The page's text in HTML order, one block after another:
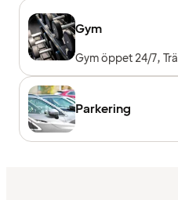
Gym
Gym öppet 24/7,
Parkering